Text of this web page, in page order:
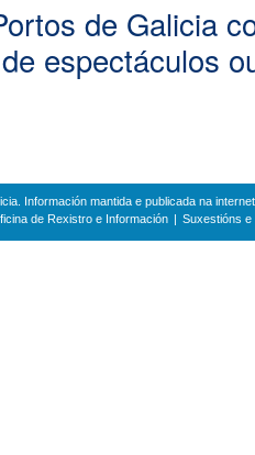
de Galicia
espectáculos
Información mantida e publicada na
de Rexistro e Información Suxestións e